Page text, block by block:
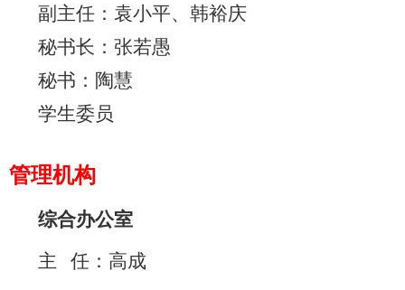
副主任：袁小平、 韩裕庆
秘书长：张若愚
秘书：陶慧
学生委员
管理机构
综合办公室
主
任：高成